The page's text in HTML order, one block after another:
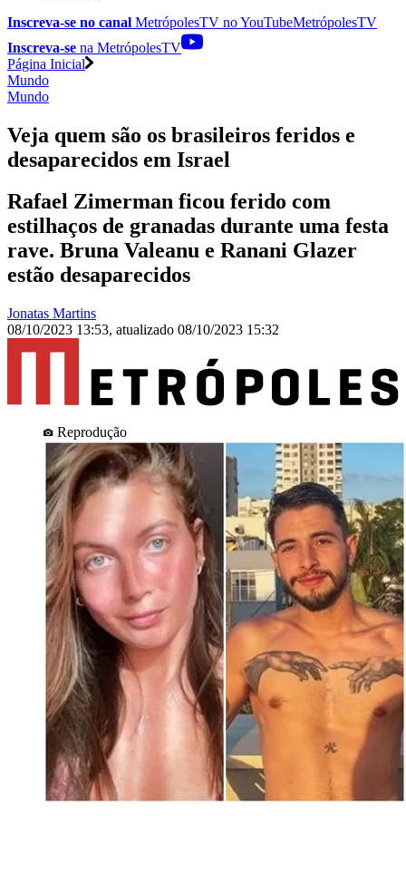
Inscreva-se no canal MetrópolesTV noYouTubeMetrópolesTV
Inscreva-se na MetrópolesTV
Página Inicial
Mundo
Mundo
Veja quem são os brasileiros feridos e
desaparecidos em Israel
Rafael Zimerman ficou ferido com
estilhaços de granadas durante uma festa
rave. Bruna Valeanu e Ranani Glazer
estão desaparecidos
Jonatas Martins
08/10/2023 13:53, atualizado 08/10/2023 15:32
Reprodução